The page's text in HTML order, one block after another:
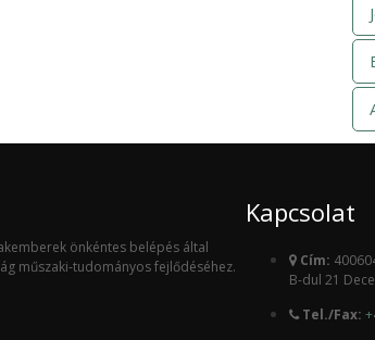
önkéntes belépés által
műszaki-tudományos fejlődéséhez.
Kapcsolat
Cím:
B-dul 21
Tel./Fax: